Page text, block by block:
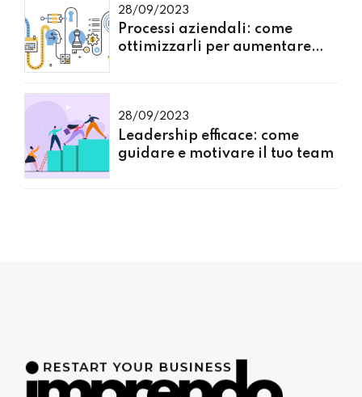
28/09/2023
Processi aziendali: come
ottimizzarli per aumentare
28/09/2023
Leadership efficace: come
guidare e motivare il tuo team